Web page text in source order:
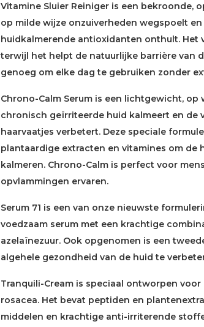
Vitamine Sluier Reiniger is een bekroonde,
op milde wijze onzuiverheden wegspoelt
huidkalmerende antioxidanten onthult. Het
terwijl het helpt de natuurlijke barrière van
genoeg om elke dag te gebruiken zonder
Chrono-Calm Serum is een lichtgewicht,
chronisch geïrriteerde huid kalmeert en de
haarvaatjes verbetert. Deze speciale
plantaardige extracten en vitamines om de
kalmeren. Chrono-Calm is perfect voor
opvlammingen ervaren.
Serum 71 is een van onze nieuwste
voedzaam serum met een krachtige
azelaïnezuur. Ook opgenomen is een
algehele gezondheid van de huid te
Tranquili-Cream is speciaal ontworpen
rosacea. Het bevat peptiden en
middelen en krachtige anti-irriterende